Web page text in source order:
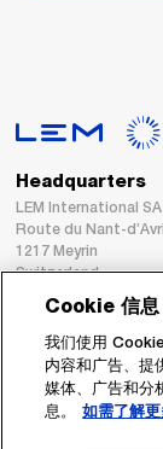
Headquarters
LEM International SA
Route du Nant-
1217 Meyrin
Switzerland
Fax : +41 22 794
Cookie 信息
我们使用
内容和广告、提
媒体、广告和分
息。
如需了解